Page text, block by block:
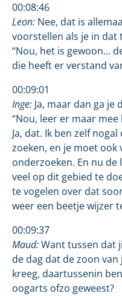
00:08:46
Leon: Nee, dat is
voorstellen als je in dat
“Nou, het is gewoon…
die heeft er verstand
00:09:01
Inge: Ja, maar dan ga je
“Nou, leer er maar
Ja, dat. Ik ben zelf
zoeken, en je moet
onderzoeken. En nu
veel op dit gebied te
te vogelen over dat
weer een beetje wijzer
00:09:37
Maud:Want tussen dat
de dag dat de zoon
kreeg, daartussenin
oogarts ofzo geweest?